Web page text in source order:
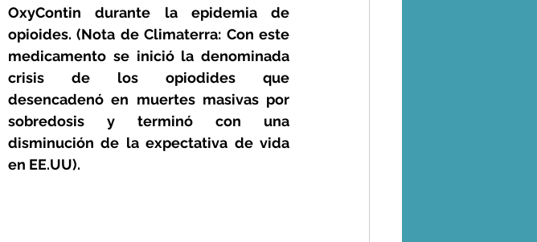
OxyContin durante la epidemia de
opioides. (Nota de Climaterra: Con este
medicamento se inició la denominada
crisis de los opiodides que
desencadenó en muertes masivas por
sobredosis y terminó con una
disminución de la expectativa de vida
en EE.UU).